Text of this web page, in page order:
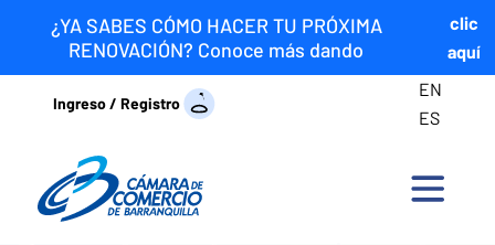
¿YA SABES CÓMO HACER TU PRÓXIMA
RENOVACIÓN? Conoce más dando
clic
aquí
Ingreso / Registro
EN
ES